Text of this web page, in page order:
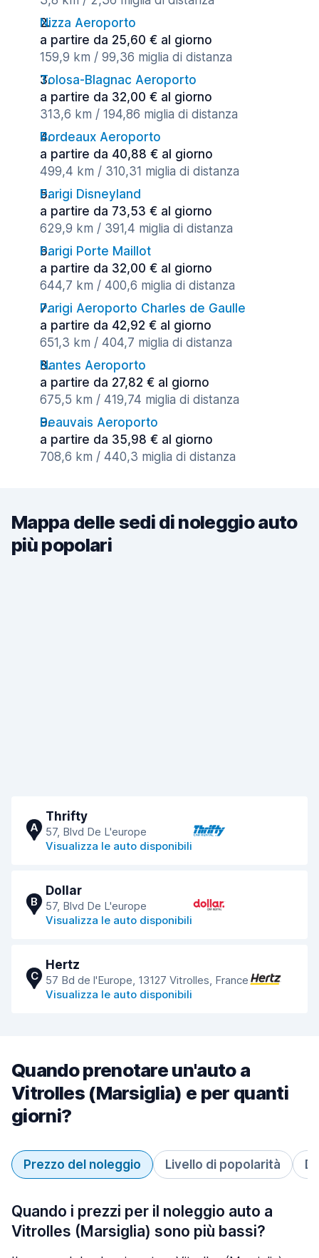
Nizza Aeroporto
a partire da 25,60 € al giorno
159,9 km / 99,36 miglia di distanza
Tolosa-Blagnac Aeroporto
a partire da 32,00 € al giorno
313,6 km / 194,86 miglia di distanza
Bordeaux Aeroporto
a partire da 40,88 € al giorno
499,4 km / 310,31 miglia di distanza
Parigi Disneyland
a partire da 73,53 € al giorno
629,9 km / 391,4 miglia di distanza
Parigi Porte Maillot
a partire da 32,00 € al giorno
644,7 km / 400,6 miglia di distanza
Parigi Aeroporto Charles de Gaulle
a partire da 42,92 € al giorno
651,3 km / 404,7 miglia di distanza
Nantes Aeroporto
a partire da 27,82 € al giorno
675,5 km / 419,74 miglia di distanza
Beauvais Aeroporto
a partire da 35,98 € al giorno
708,6 km / 440,3 miglia di distanza
Mappa delle sedi di noleggio auto
più popolari
A
Thrifty
57, Blvd De L'europe
Visualizza le auto disponibili
B
Dollar
57, Blvd De L'europe
Visualizza le auto disponibili
C
Hertz
57 Bd de l'Europe, 13127 Vitrolles, France
Visualizza le auto disponibili
Quando prenotare un'auto a
Vitrolles (Marsiglia) e per quanti
giorni?
Prezzo del noleggio Livello di popolarità
Quando i prezzi per il noleggio auto a
Vitrolles (Marsiglia) sono più bassi?